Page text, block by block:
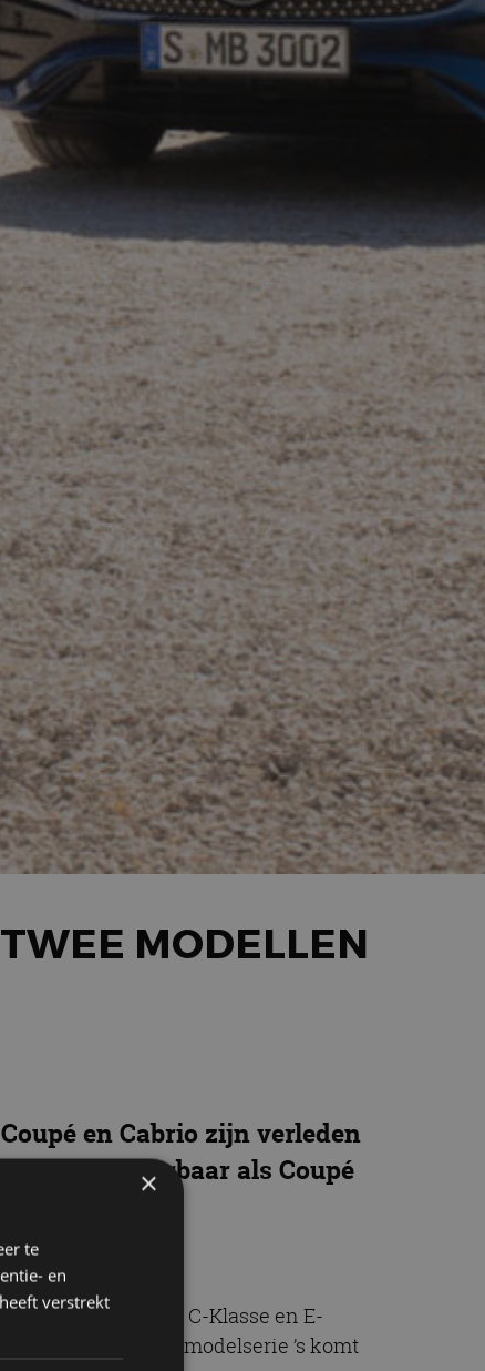
MODELLEN
en Cabrio zijn verleden
CLE, leverbaar als Coupé
innovaties van de C-Klasse en E-
Met de nieuwe modelserie ’s komt
×
te
en
verstrekt